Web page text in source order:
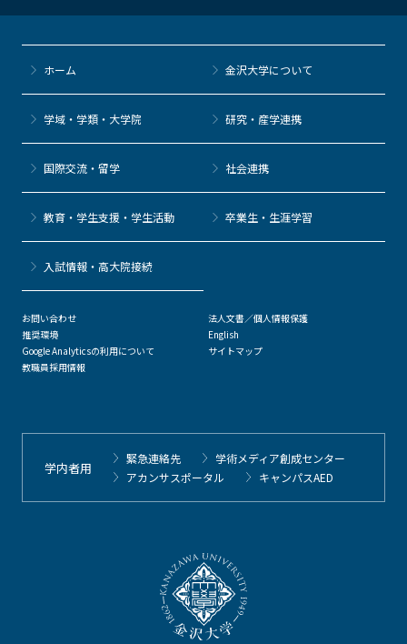
ホーム 金沢大学について
学域・学類・大学院 研究・産学連携
国際交流・留学 社会連携
教育・学生支援・学生活動 卒業生・生涯学習
⼊試情報・高大院接続
お問い合わせ
推奨環境
Google Analyticsの利用について
教職員採用情報
法人文書／個人情報保護
English
サイトマップ
学内者用
緊急連絡先
学術メディア創成センター
アカンサスポータル
キャンパスAED